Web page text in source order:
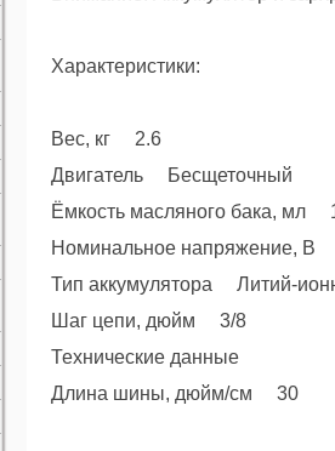
Характеристики:
Вес, кг 2.6
Двигатель Бесщеточный
Ёмкость масляного бака, мл
Номинальное напряжение,
Тип аккумулятора Литий-
Шаг цепи, дюйм 3/8
Технические данные
Длина шины, дюйм/см 30